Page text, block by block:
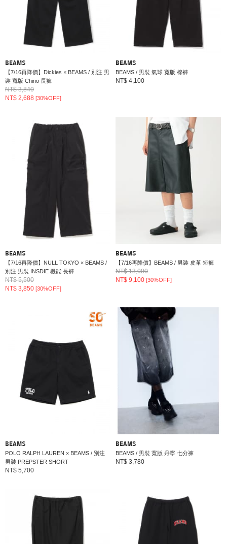
BEAMS
【7/16再降價】Dickies × BEAMS / 別注 男
裝 寬版 Chino 長褲
NT$ 3,840
NT$ 2,688 [30%OFF]
BEAMS
BEAMS / 男裝 氣球 寬版 棉褲
NT$ 4,100
BEAMS
【7/16再降價】NULL TOKYO × BEAMS /
別注 男裝 INSDIE 機能 長褲
NT$ 5,500
NT$ 3,850 [30%OFF]
BEAMS
【7/16再降價】BEAMS / 男裝 皮革 短褲
NT$ 13,000
NT$ 9,100[30%OFF]
BEAMS
POLO RALPH LAUREN × BEAMS / 別注
男裝 PREPSTER SHORT
NT$ 5,700
BEAMS
BEAMS / 男裝 寬版 丹寧 七分褲
NT$ 3,780